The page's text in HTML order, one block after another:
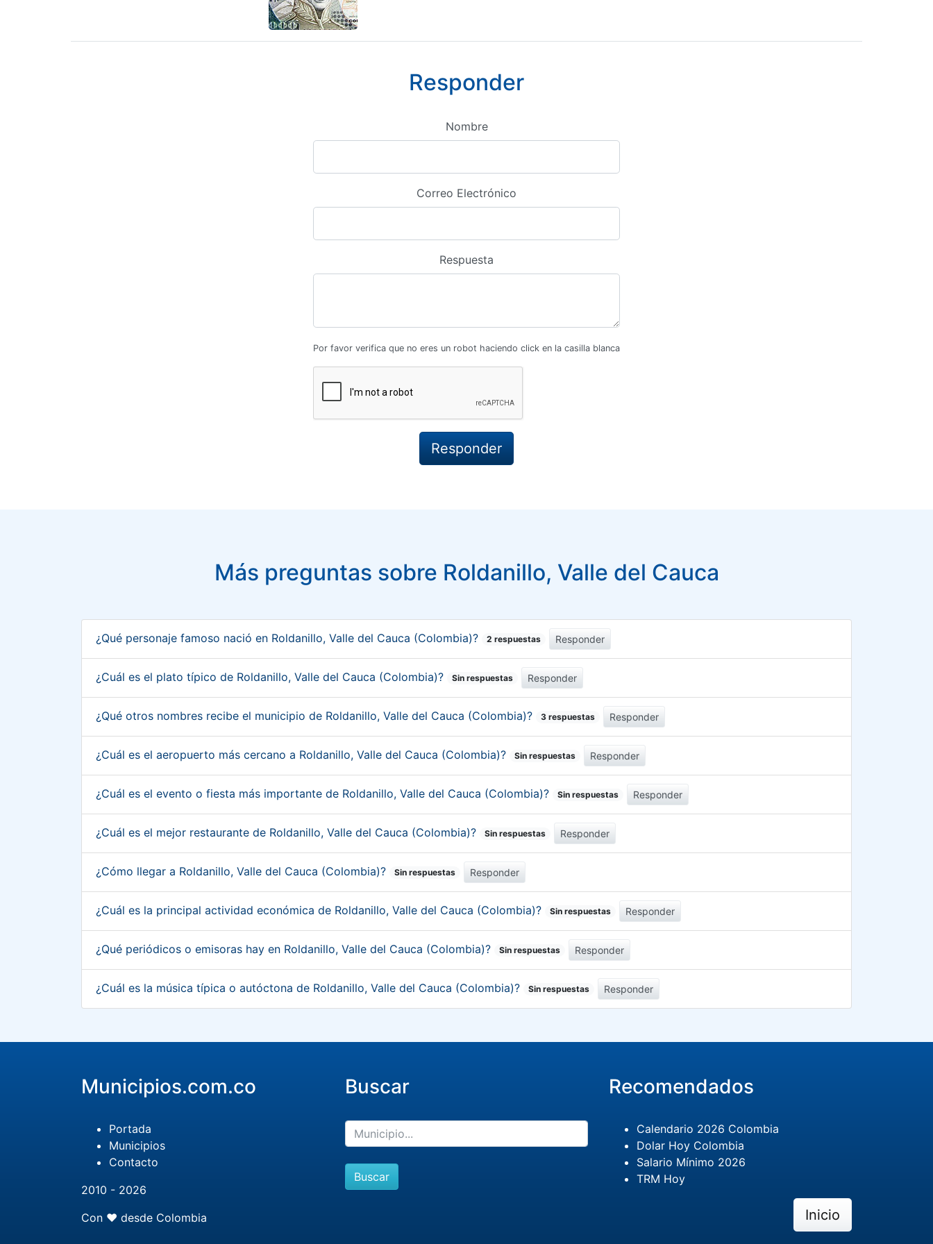
Responder
Nombre
Correo Electrónico
Respuesta
Por favor verifica que no eres un robot haciendo click en la casilla blanca
Más preguntas sobre Roldanillo, Valle del Cauca
¿Qué personaje famoso nació en Roldanillo, Valle del Cauca (Colombia)? 2 respuestas Responder
¿Cuál es el plato típico de Roldanillo, Valle del Cauca (Colombia)? Sin respuestas Responder
¿Qué otros nombres recibe el municipio de Roldanillo, Valle del Cauca (Colombia)? 3 respuestas Responder
¿Cuál es el aeropuerto más cercano a Roldanillo, Valle del Cauca (Colombia)? Sin respuestas Responder
¿Cuál es el evento o fiesta más importante de Roldanillo, Valle del Cauca (Colombia)? Sin respuestas Responder
¿Cuál es el mejor restaurante de Roldanillo, Valle del Cauca (Colombia)? Sin respuestas Responder
¿Cómo llegar a Roldanillo, Valle del Cauca (Colombia)? Sin respuestas Responder
¿Cuál es la principal actividad económica de Roldanillo, Valle del Cauca (Colombia)? Sin respuestas Responder
¿Qué periódicos o emisoras hay en Roldanillo, Valle del Cauca (Colombia)? Sin respuestas Responder
¿Cuál es la música típica o autóctona de Roldanillo, Valle del Cauca (Colombia)? Sin respuestas Responder
Municipios.com.co
Portada
Municipios
Contacto
2010 - 2026
Con ❤️ desde Colombia
Buscar
Buscar
Recomendados
Calendario 2026 Colombia
Dolar Hoy Colombia
Salario Mínimo 2026
TRM Hoy
Inicio